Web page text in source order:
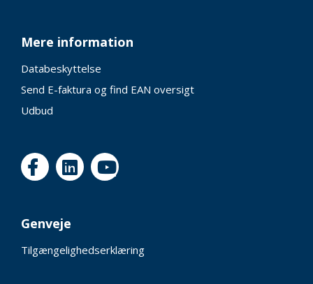
Mere information
Databeskyttelse
Send E-faktura og find EAN oversigt
Udbud
Genveje
Tilgængelighedserklæring